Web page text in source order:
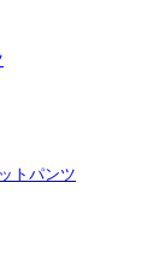
トパンツ